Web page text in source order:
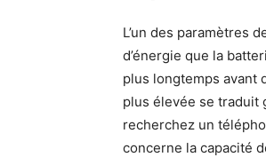
L’un des paramètres
d’énergie que la
plus longtemps avant
plus élevée se traduit
recherchez un
concerne la capacité